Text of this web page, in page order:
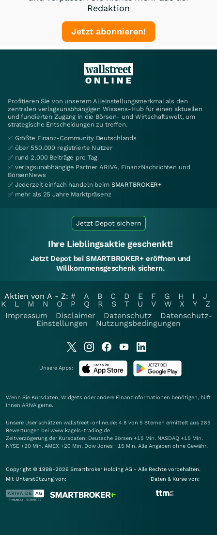
Redaktion
Jetzt abonnieren!
Profitieren Sie von unserem Alleinstellungsmerkmal als den
zentralen verlagsunabhängigen Wissens-Hub für einen aktuellen
und fundierten Zugang in die Börsen- und Wirtschaftswelt, um
strategische Entscheidungen zu treffen.
✅ Größte Finanz-Community Deutschlands
✅ über 550.000 registrierte Nutzer
✅ rund 2.000 Beiträge pro Tag
✅ verlagsunabhängige Partner ARIVA, FinanzNachrichten und
BörsenNews
✅ Jederzeit einfach handeln beim SMARTBROKER+
✅ mehr als 25 Jahre Marktpräsenz
Jetzt Depot sichern
Ihre Lieblingsaktie geschenkt!
Jetzt Depot bei SMARTBROKER+ eröffnen und
Willkommensgeschenk sichern.
Aktien von A - Z: # A B C D E F G H I
J
K
L M N O P Q R S T U V W X Y
Z
Impressum
Disclaimer Datenschutz
Datenschutz-
Einstellungen
Nutzungsbedingungen
Unsere Apps:
Wenn Sie Kursdaten, Widgets oder andere Finanzinformationen benötigen, hilft
Ihnen ARIVA gerne.
Unsere User schätzen wallstreet-online.de: 4.8 von 5 Sternen ermittelt aus 285
Bewertungen bei www.kagels-trading.de
Zeitverzögerung der Kursdaten: Deutsche Börsen +15 Min. NASDAQ +15 Min.
NYSE +20 Min. AMEX +20 Min. Dow Jones +15 Min. Alle Angaben ohne Gewähr.
Copyright © 1998-2026 Smartbroker Holding AG - Alle Rechte vorbehalten.
Mit Unterstützung von:
Daten & Kurse von: